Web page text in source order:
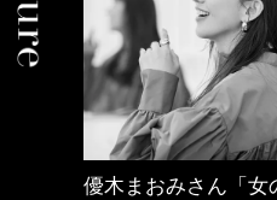
優木まおみさん「女